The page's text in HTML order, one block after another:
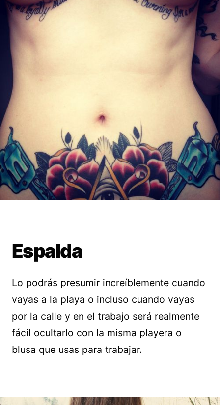
Espalda
Lo podrás presumir increíblemente cuando
vayas a la playa o incluso cuando vayas
por la calle y en el trabajo será realmente
fácil ocultarlo con la misma playera o
blusa que usas para trabajar.